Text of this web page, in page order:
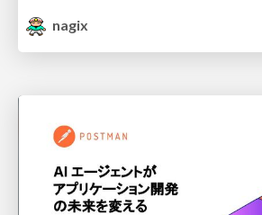
nagix